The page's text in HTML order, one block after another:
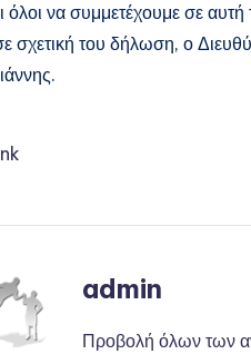
όλοι να συμμετέχουμε σε
σχετική του δήλωση, ο
admin
Προβολή όλων των